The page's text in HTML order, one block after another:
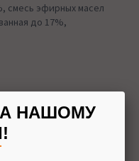
смесь эфирных масел
до 17%,
НАШОМУ